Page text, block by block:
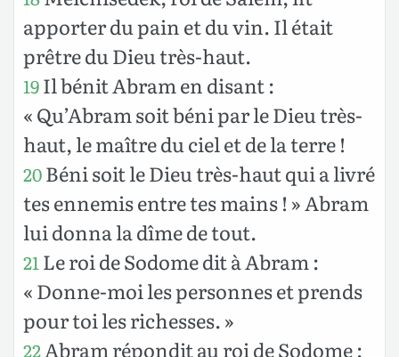
apporter du pain et du vin. Il était
prêtre du Dieu très-haut.
19Il bénit Abram en disant :
« Qu’Abram soit béni par le Dieu très-
haut, le maître du ciel et de la terre !
20Béni soit le Dieu très-haut qui a livré
tes ennemis entre tes mains ! » Abram
lui donna la dîme de tout.
21 Le roi de Sodome dit à Abram :
« Donne-moi les personnes et prends
pour toi les richesses. »
22Abram répondit au roi de Sodome :